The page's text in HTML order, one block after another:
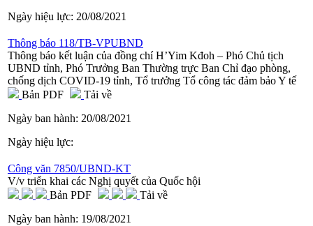
Ngày hiệu lực: 20/08/2021
Thông báo 118/TB-VPUBND
Thông báo kết luận của đồng chí H’Yim Kđoh – Phó Chủ tịch
UBND tỉnh, Phó Trưởng Ban Thường trực Ban Chỉ đạo phòng,
chống dịch COVID-19 tỉnh, Tổ trưởng Tổ công tác đảm bảo Y tế
Bản PDF
Tải về
Ngày ban hành: 20/08/2021
Ngày hiệu lực:
Công văn 7850/UBND-KT
V/v triển khai các Nghị quyết của Quốc hội
Bản PDF
Tải về
Ngày ban hành: 19/08/2021